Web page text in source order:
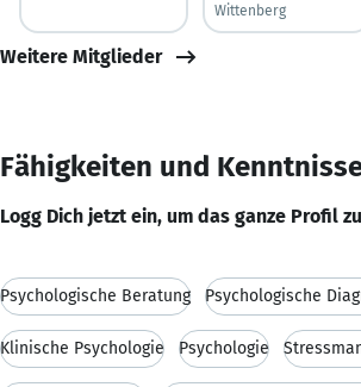
Wittenberg
Weitere Mitglieder
Fähigkeiten und
Logg Dich jetzt ein, um das ganze Profil
Psychologische Beratung Psychologische
Klinische Psychologie Psychologie